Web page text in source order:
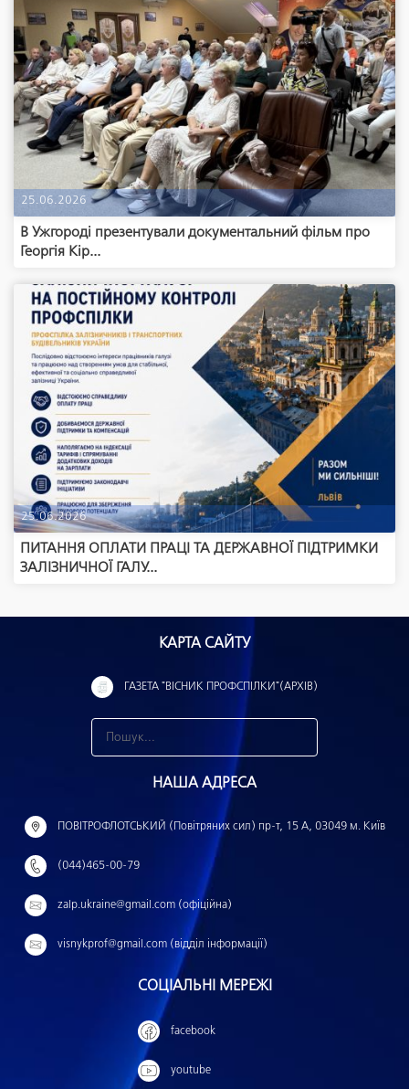
25.06.2026
В Ужгороді презентували документальний фільм про
Георгія Кір...
25.06.2026
ПИТАННЯ ОПЛАТИ ПРАЦІ ТА ДЕРЖАВНОЇ ПІДТРИМКИ
ЗАЛІЗНИЧНОЇ ГАЛУ...
КАРТА САЙТУ
ГАЗЕТА "ВІСНИК ПРОФСПІЛКИ"(АРХІВ)
н
й
:
НАША АДРЕСА
ПОВІТРОФЛОТСЬКИЙ (Повітряних сил) пр-т, 15 А, 03049 м. Київ
(044)465-00-79
zalp.ukraine@gmail.com (офіційна)
visnykprof@gmail.com (відділ інформації)
СОЦІАЛЬНІ МЕРЕЖІ
facebook
youtube